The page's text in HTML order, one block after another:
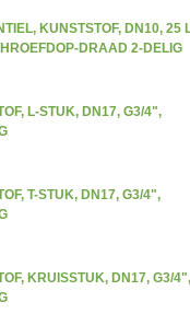
KUNSTSTOF, DN10, 25
DRAAD 2-DELIG
L-STUK, DN17, G3/4",
T-STUK, DN17, G3/4",
KRUISSTUK, DN17, G3/4",